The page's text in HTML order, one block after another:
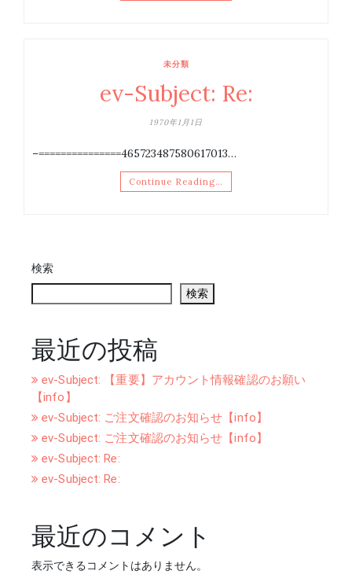
未分類
ev-Subject: Re:
1970年1月1日
–===============465723487580617013…
Continue Reading…
検索
検索
最近の投稿
ev-Subject: 【重要】アカウント情報確認のお願い
【info】
ev-Subject: ご注文確認のお知らせ【info】
ev-Subject: ご注文確認のお知らせ【info】
ev-Subject: Re:
ev-Subject: Re:
最近のコメント
表示できるコメントはありません。